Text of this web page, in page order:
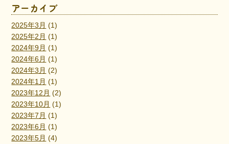
アーカイブ
2025年3月 (1)
2025年2月 (1)
2024年9月 (1)
2024年6月 (1)
2024年3月 (2)
2024年1月 (1)
2023年12月 (2)
2023年10月 (1)
2023年7月 (1)
2023年6月 (1)
2023年5月 (4)